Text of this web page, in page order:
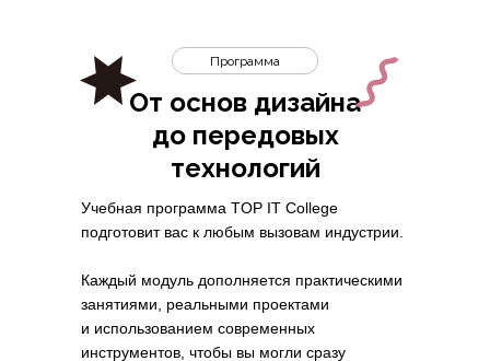
От основ дизайна
до передовых
технологий
Программа
Учебная программа TOP IT College
подготовит вас к любым вызовам индустрии.
Каждый модуль дополняется практическими
занятиями, реальными проектами
и использованием современных
инструментов, чтобы вы могли сразу